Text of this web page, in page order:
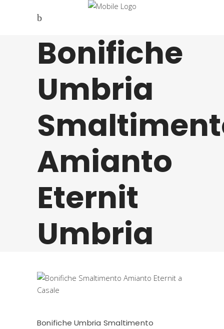
Bonifiche
Umbria
Amianto
Eternit
Umbria
Bonifiche Umbria Smaltimento